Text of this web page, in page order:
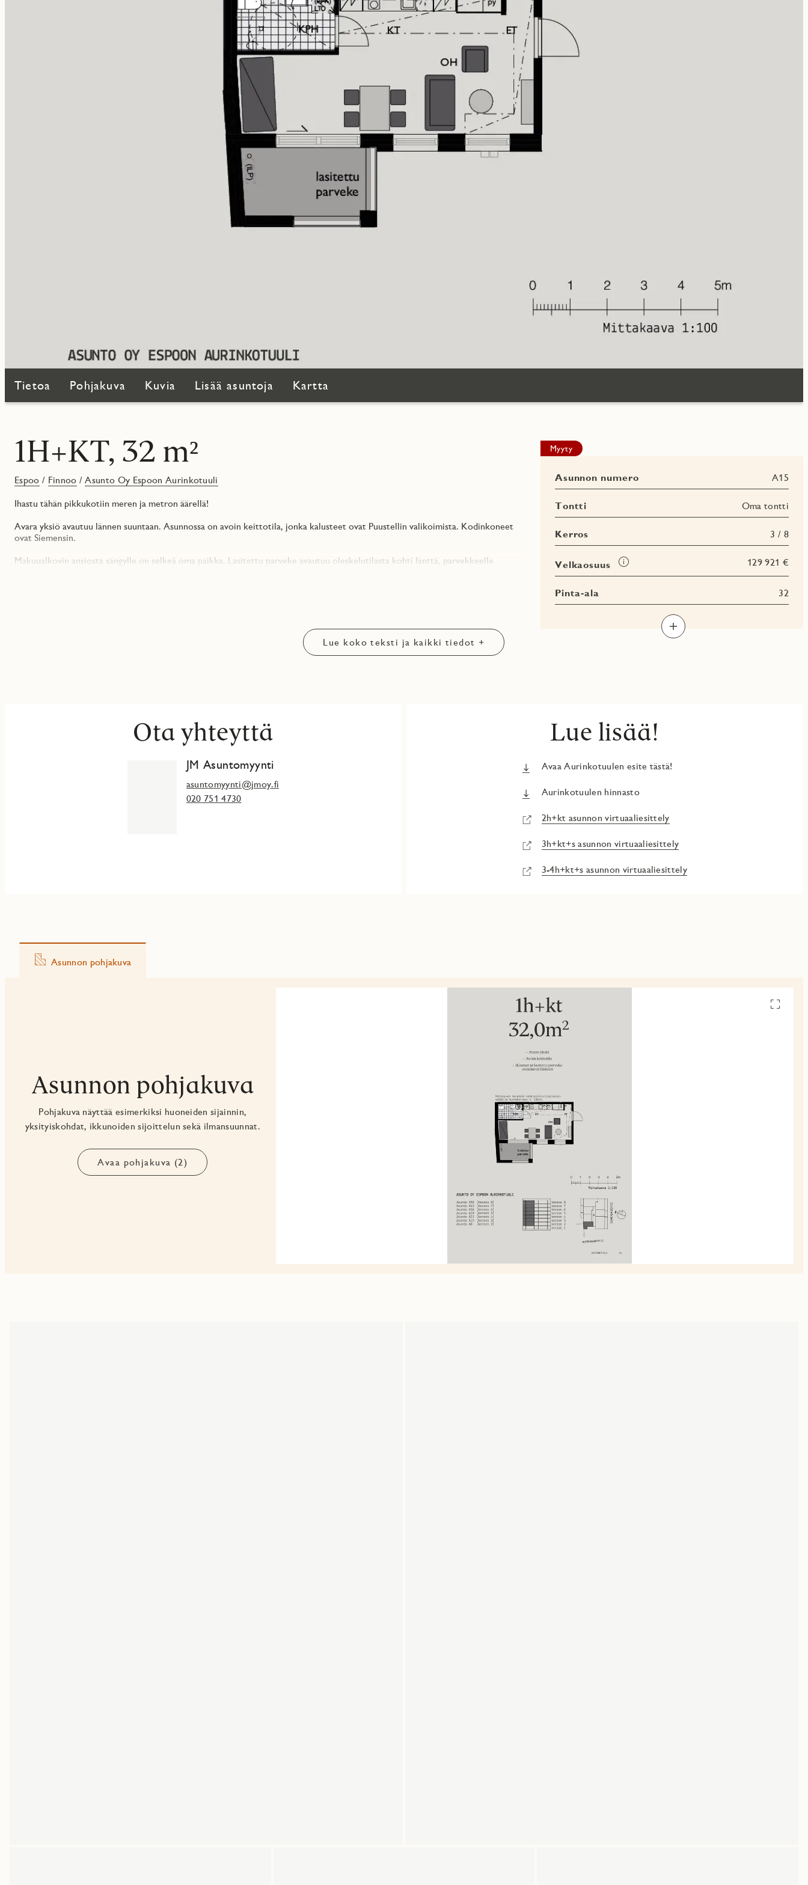
Tietoa Pohjakuva Kuvia Lisää asuntoja Kartta
1H+KT, 32 m²
Espoo / Finnoo /Asunto Oy Espoon Aurinkotuuli
Ihastu tähän pikkukotiin meren ja metron äärellä!
Avara yksiö avautuu lännen suuntaan. Asunnossa on avoin keittotila, jonka kalusteet ovat Puustellin valikoimista. Kodinkoneet
ovat Siemensin.
Makuualkovin ansiosta sängylle on selkeä oma paikka. Lasitettu parveke avautuu oleskelutilasta kohti länttä, parvekkeelle
Asunto Oy Espoon Aurinkotuuli rakentuu Finnoon kiinnostavalle, uudelle asuinalueelle meren ja metron ääreen. Loistavat
liikenneyhteydet ja monipuoliset ulkoilumahdollisuudet ovatkin alueen valttikortteja. Yhtiöön rakentuu yhteensä 51 asuntoa
myyntihinnasta, loput erät erääntyvät vasta aivan yhtiön valmistumisen kynnyksellä.
Ihastuitko? Lue lisää jmoy.fi/aurinkotuuli
Huomaathan, että ilmoituksen kuvat ovat visualisointeja ja valokuvia yhtiön esittelyasunnosta, eivätkä välttämättä vastaa juuri
Myyty
Asunnon numero A15
Tontti Oma tontti
Kerros 3 / 8
Velkaosuus
Tooltip 129 921 €
Pinta-ala 32
Lue koko teksti ja kaikki tiedot +
Ota yhteyttä
JM Asuntomyynti
asuntomyynti@jmoy.fi
020 751 4730
Lue lisää!
Avaa Aurinkotuulen esite tästä!
Aurinkotuulen hinnasto
2h+kt asunnon virtuaaliesittely
3h+kt+s asunnon virtuaaliesittely
3-4h+kt+s asunnon virtuaaliesittely
Asunnon pohjakuva
Asunnon pohjakuva
Pohjakuva näyttää esimerkiksi huoneiden sijainnin,
yksityiskohdat, ikkunoiden sijoittelun sekä ilmansuunnat.
Avaa pohjakuva (2)
Avaa